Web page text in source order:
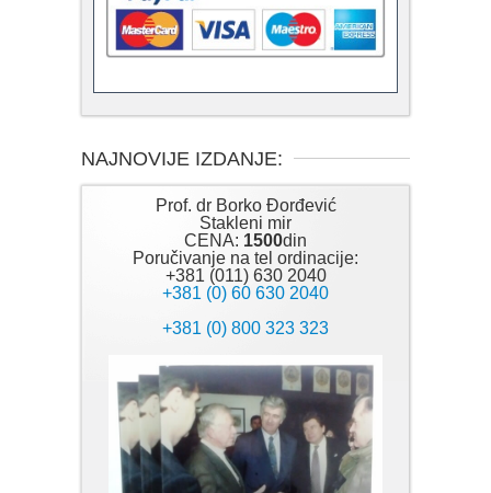
NAJNOVIJE IZDANJE:
Prof. dr Borko Đorđević
Stakleni mir
CENA: 1500din
Poručivanje na tel ordinacije:
+381 (011) 630 2040
+381 (0) 60 630 2040
+381 (0) 800 323 323